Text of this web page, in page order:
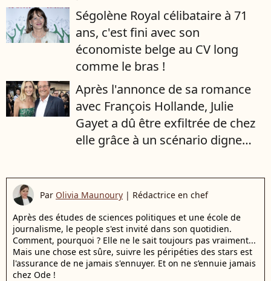
avec François Hollande
Ségolène Royal célibataire à 71
ans, c'est fini avec son
économiste belge au CV long
comme le bras !
Après l'annonce de sa romance
avec François Hollande, Julie
Gayet a dû être exfiltrée de chez
elle grâce à un scénario digne
Par Olivia Maunoury | Rédactrice en chef
Après des études de sciences politiques et une école de
journalisme, le people s'est invité dans son quotidien.
Comment, pourquoi ? Elle ne le sait toujours pas vraiment...
Mais une chose est sûre, suivre les péripéties des stars est
l'assurance de ne jamais s'ennuyer. Et on ne s’ennuie jamais
chez Ode !